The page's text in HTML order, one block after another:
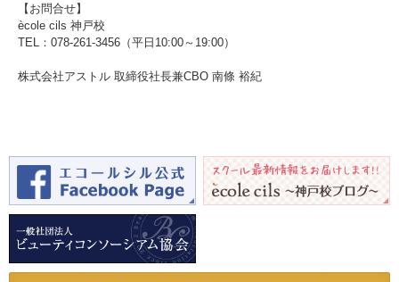
【お問合せ】
ècole cils 神戸校
TEL：078-261-3456（平日10:00～19:00）
株式会社アストル 取締役社長兼CBO 南條 裕紀